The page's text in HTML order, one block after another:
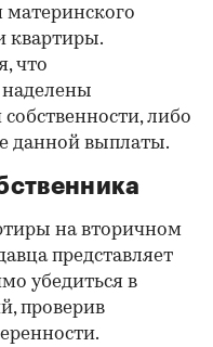
материнского
квартиры.
что
либо
данной выплаты.
на вторичном
представляет
убедиться в
проверив